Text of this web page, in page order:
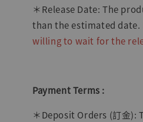
＊Release Date: The
than the estimated date.
willing to wait for the
Payment Terms :
＊Deposit Orders (訂金):